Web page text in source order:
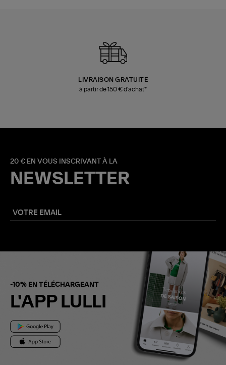
LIVRAISON GRATUITE
à partir de 150 € d'achat*
20 € EN VOUS INSCRIVANT À LA
NEWSLETTER
-10% EN TÉLÉCHARGEANT
L'APP LULLI